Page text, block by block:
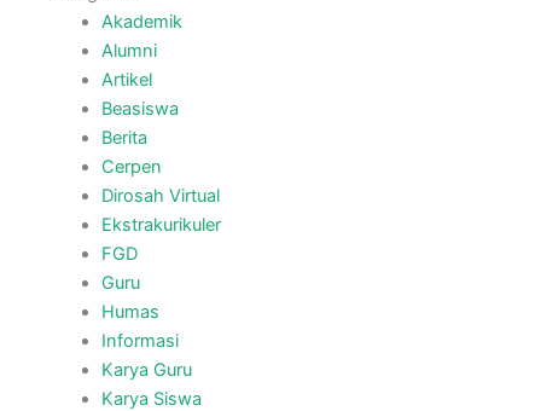
Akademik
Alumni
Artikel
Beasiswa
Berita
Cerpen
Dirosah Virtual
Ekstrakurikuler
FGD
Guru
Humas
Informasi
Karya Guru
Karya Siswa